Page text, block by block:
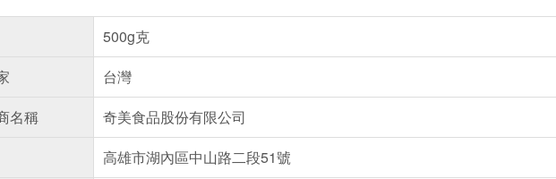
500g克
台灣
名稱
奇美食品股份有限公司
高雄市湖內區中山路二段51號